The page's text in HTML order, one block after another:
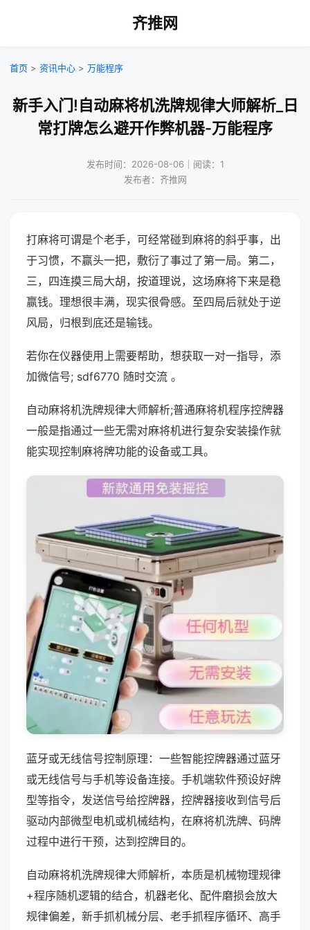
齐推网
首页 > 资讯中心 > 万能程序
新手入门!自动麻将机洗牌规律大师解析_日
常打牌怎么避开作弊机器-万能程序
发布时间：2026-08-06｜阅读：1
发布者：齐推网
打麻将可谓是个老手，可经常碰到麻将的斜乎事，出
于习惯，不赢头一把，敷衍了事过了第一局。第二，
三，四连摸三局大胡，按道理说，这场麻将下来是稳
赢钱。理想很丰满，现实很骨感。至四局后就处于逆
风局，归根到底还是输钱。
若你在仪器使用上需要帮助，想获取一对一指导，添
加微信号; sdf6770 随时交流 。
自动麻将机洗牌规律大师解析;普通麻将机程序控牌器
一般是指通过一些无需对麻将机进行复杂安装操作就
能实现控制麻将牌功能的设备或工具。
蓝牙或无线信号控制原理：一些智能控牌器通过蓝牙
或无线信号与手机等设备连接。手机端软件预设好牌
型等指令，发送信号给控牌器，控牌器接收到信号后
驱动内部微型电机或机械结构，在麻将机洗牌、码牌
过程中进行干预，达到控牌目的。
自动麻将机洗牌规律大师解析，本质是机械物理规律
+程序随机逻辑的结合，机器老化、配件磨损会放大
规律偏差，新手抓机械分层、老手抓程序循环、高手